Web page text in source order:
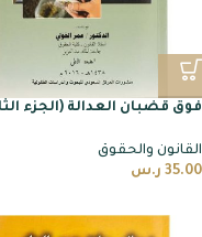
فوق قضبان العدالة (الجزء
القانون والحقوق
35.00 ر.س